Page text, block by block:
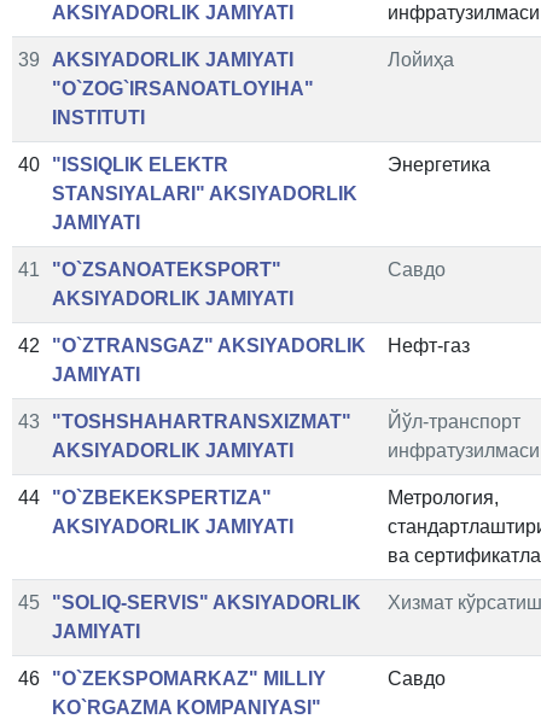
AKSIYADORLIK JAMIYATI
инфратузилмаси
39
AKSIYADORLIK JAMIYATI
"O`ZOG`IRSANOATLOYIHA"
INSTITUTI
Лойиҳа
40
"ISSIQLIK ELEKTR
STANSIYALARI" AKSIYADORLIK
JAMIYATI
Энергетика
41
"O`ZSANOATEKSPORT"
AKSIYADORLIK JAMIYATI
Савдо
42
"O`ZTRANSGAZ" AKSIYADORLIK
JAMIYATI
Нефт-газ
43
"TOSHSHAHARTRANSXIZMAT"
AKSIYADORLIK JAMIYATI
Йўл-транспорт
инфратузилмаси
44
"O`ZBEKEKSPERTIZA"
AKSIYADORLIK JAMIYATI
Метрология,
ва
45
"SOLIQ-SERVIS" AKSIYADORLIK
JAMIYATI
Хизмат кўрсатиш
46
"O`ZEKSPOMARKAZ" MILLIY
KO`RGAZMA KOMPANIYASI"
Савдо